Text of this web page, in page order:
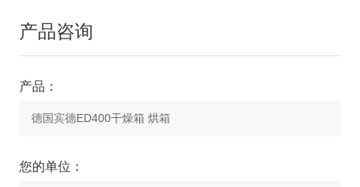
产品咨询
产品：
您的单位：